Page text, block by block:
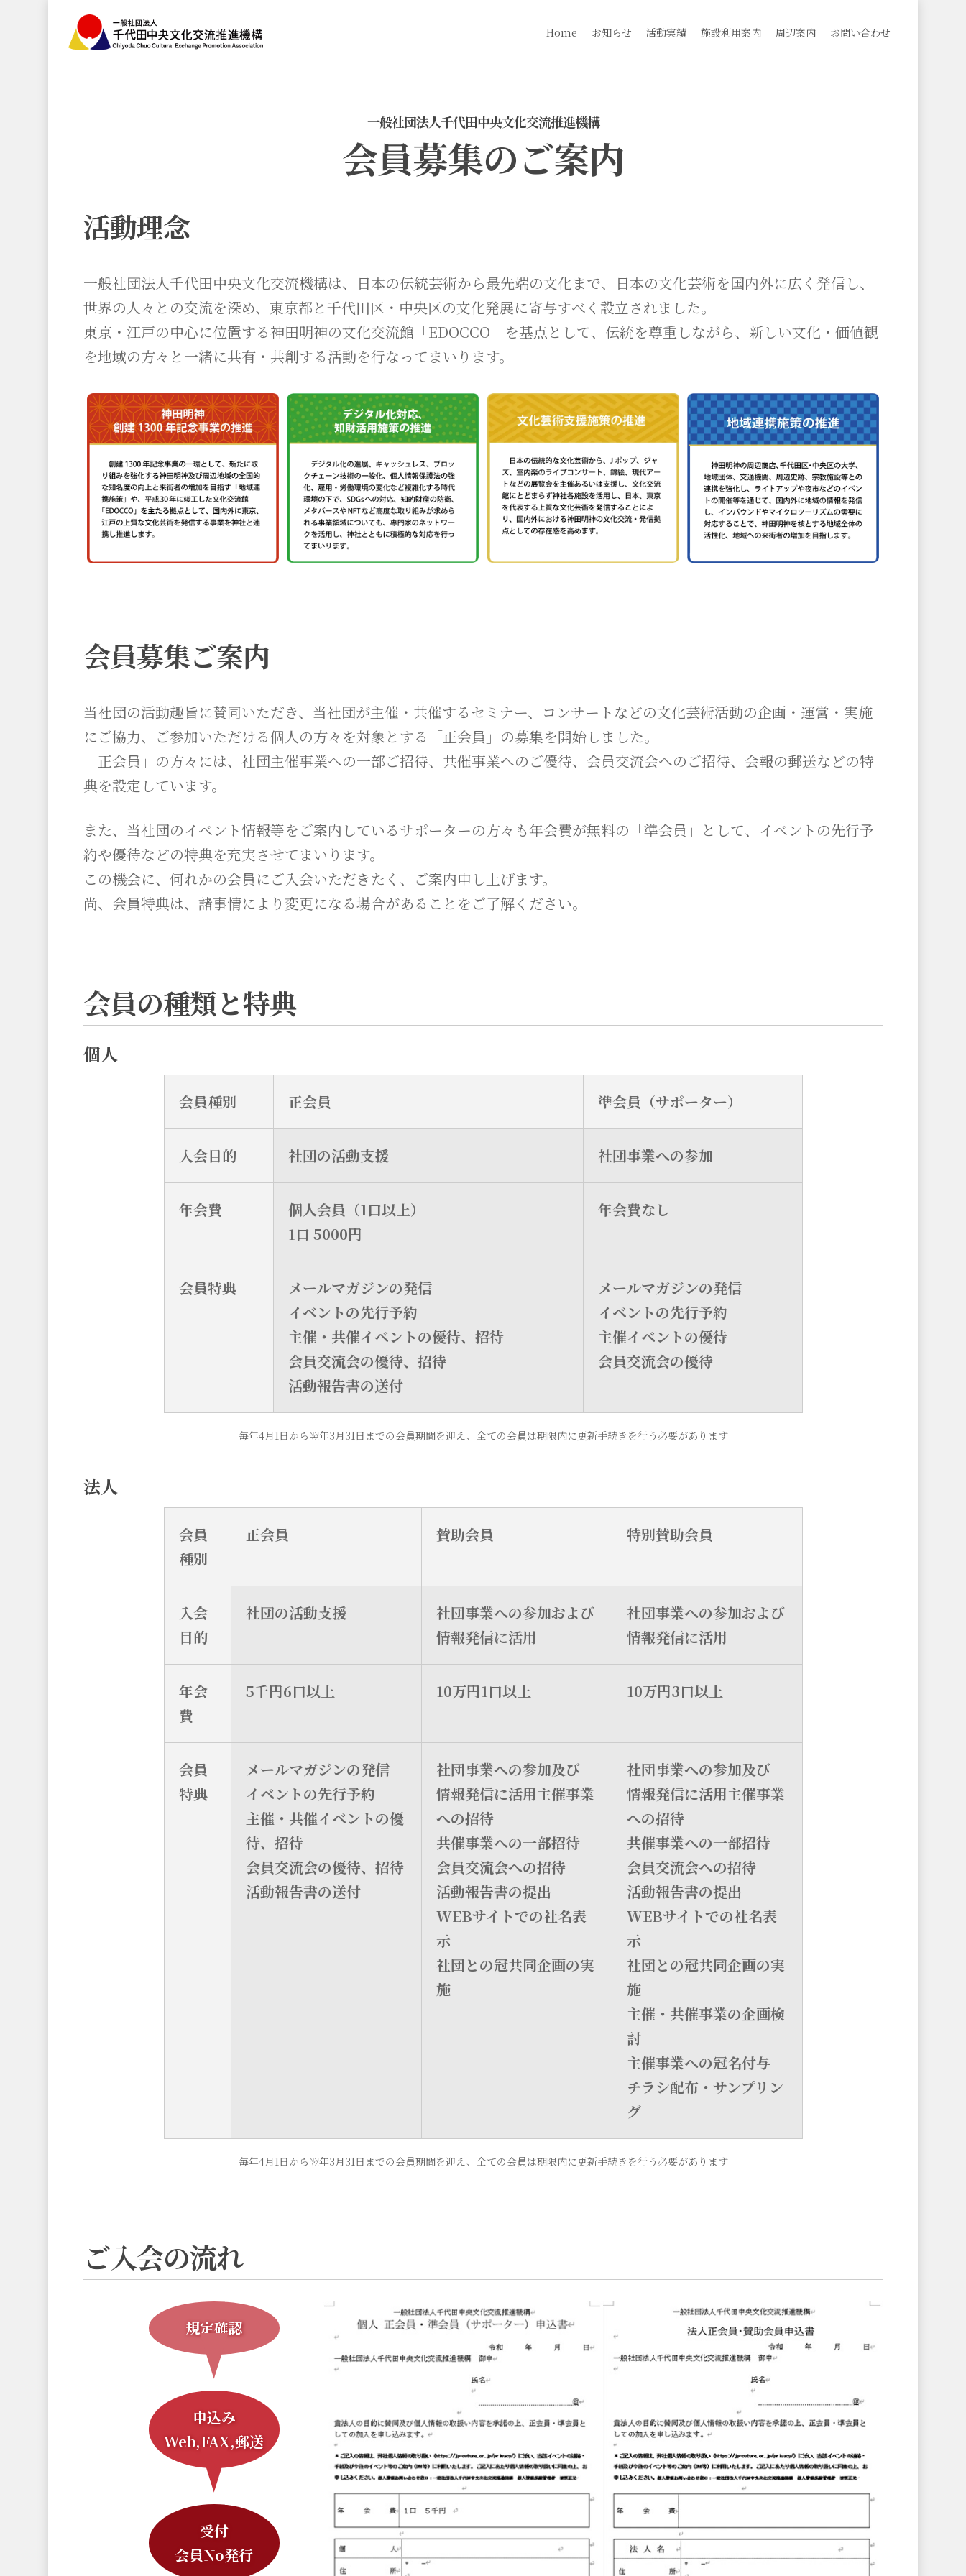
Home お知らせ 活動実績 施設利用案内 周辺案内 お問い合わせ
一般社団法人千代田中央文化交流推進機構
会員募集のご案内
活動理念
一般社団法人千代田中央文化交流機構は、日本の伝統芸術から最先端の文化まで、日本の文化芸術を国内外に広く発信し、
世界の人々との交流を深め、東京都と千代田区・中央区の文化発展に寄与すべく設立されました。
東京・江戸の中心に位置する神田明神の文化交流館「EDOCCO」を基点として、伝統を尊重しながら、新しい文化・価値観
を地域の方々と一緒に共有・共創する活動を行なってまいります。
会員募集ご案内
当社団の活動趣旨に賛同いただき、当社団が主催・共催するセミナー、コンサートなどの文化芸術活動の企画・運営・実施
にご協力、ご参加いただける個人の方々を対象とする「正会員」の募集を開始しました。
「正会員」の方々には、社団主催事業への一部ご招待、共催事業へのご優待、会員交流会へのご招待、会報の郵送などの特
典を設定しています。
また、当社団のイベント情報等をご案内しているサポーターの方々も年会費が無料の「準会員」として、イベントの先行予
約や優待などの特典を充実させてまいります。
この機会に、何れかの会員にご入会いただきたく、ご案内申し上げます。
尚、会員特典は、諸事情により変更になる場合があることをご了解ください。
会員の種類と特典
個人
会員種別 正会員 準会員（サポーター）
入会目的 社団の活動支援 社団事業への参加
年会費
個人会員（1口以上）
1口 5000円
年会費なし
会員特典
メールマガジンの発信
イベントの先行予約
主催・共催イベントの優待、招待
会員交流会の優待、招待
活動報告書の送付
メールマガジンの発信
イベントの先行予約
主催イベントの優待
会員交流会の優待
毎年4月1日から翌年3月31日までの会員期間を迎え、全ての会員は期限内に更新手続きを行う必要があります
法人
会員
種別
正会員 賛助会員 特別賛助会員
入会
目的
社団の活動支援
社団事業への参加および
情報発信に活用
社団事業への参加および
情報発信に活用
年会
費
5千円6口以上 10万円1口以上 10万円3口以上
会員
特典
メールマガジンの発信
イベントの先行予約
主催・共催イベントの優
待、招待
会員交流会の優待、招待
活動報告書の送付
社団事業への参加及び
情報発信に活用主催事業
への招待
共催事業への一部招待
会員交流会への招待
活動報告書の提出
WEBサイトでの社名表
示
社団との冠共同企画の実
施
社団事業への参加及び
情報発信に活用主催事業
への招待
共催事業への一部招待
会員交流会への招待
活動報告書の提出
WEBサイトでの社名表
示
社団との冠共同企画の実
施
主催・共催事業の企画検
討
主催事業への冠名付与
チラシ配布・サンプリン
グ
毎年4月1日から翌年3月31日までの会員期間を迎え、全ての会員は期限内に更新手続きを行う必要があります
ご入会の流れ
規定確認
申込み
Web,FAX,郵送
受付
会員No発行